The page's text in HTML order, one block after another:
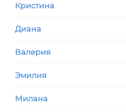
Кристина
Диана
Валерия
Эмилия
Милана